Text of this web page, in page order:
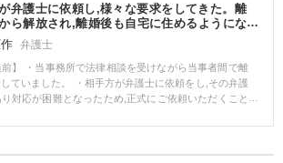
弁護士に依頼し,様々な要求をしてきた。離
ら解放され,離婚後も自宅に住めるようにな
も支払ってもらった事例
弁護士
前】 ・当事務所で法律相談を受けながら当事者間で離
ていました。 ・相手方が弁護士に依頼をし,その弁護
対応が困難となったため,正式にご依頼いただくこと
去を要求してきましたが,交渉の結果,子どものことを